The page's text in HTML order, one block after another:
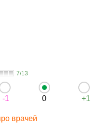
7/13
-1 0 +1
врачей